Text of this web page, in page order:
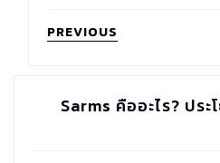
PREVIOUS
Sarms คืออะไร? ปร